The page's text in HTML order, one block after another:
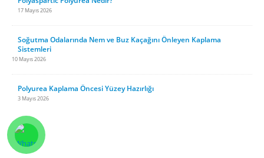
17 Mayıs 2026
Soğutma Odalarında Nem ve Buz Kaçağını Önleyen Kaplama
Sistemleri
10 Mayıs 2026
Polyurea Kaplama Öncesi Yüzey Hazırlığı
3 Mayıs 2026